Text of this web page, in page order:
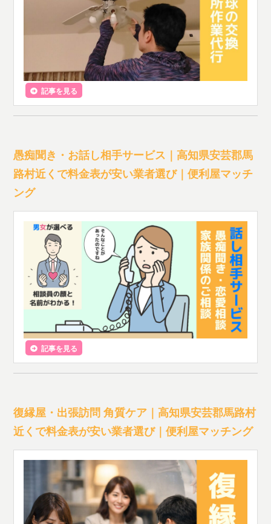
記事を見る
愚痴聞き・お話し相手サービス｜高知県安芸郡馬
路村近くで料金表が安い業者選び｜便利屋マッチ
ング
記事を見る
復縁屋・出張訪問 角質ケア｜高知県安芸郡馬路村
近くで料金表が安い業者選び｜便利屋マッチング